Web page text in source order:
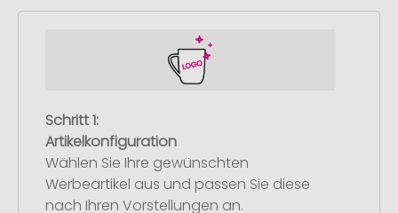
Schritt 1:
Artikelkonfiguration
Wählen Sie Ihre gewünschten
Werbeartikel aus und passen Sie diese
nach Ihren Vorstellungen an.